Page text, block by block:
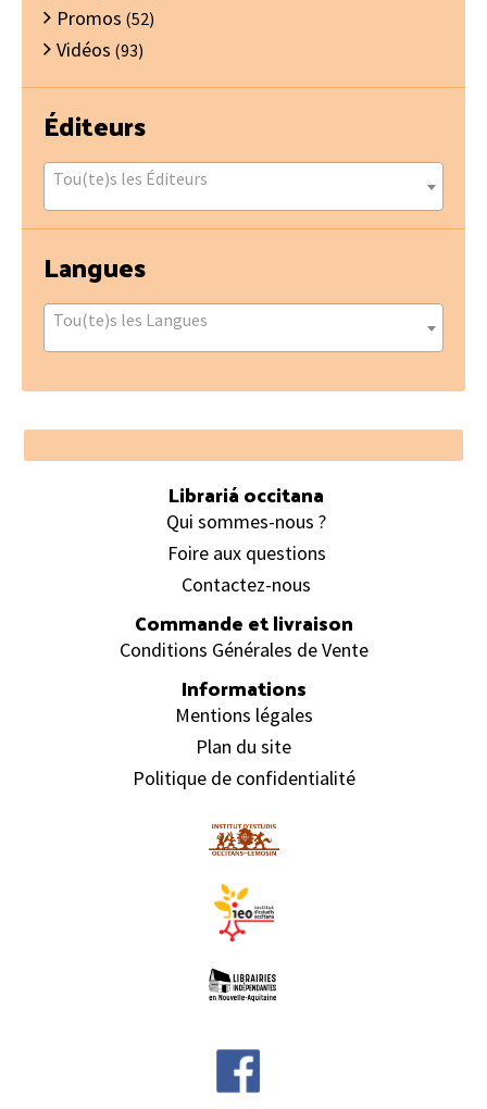
Promos (52)
Vidéos (93)
Éditeurs
Tou(te)s les Éditeurs
Langues
Tou(te)s les Langues
Footer
Librariá occitana
Qui sommes-nous ?
Foire aux questions
Contactez-nous
Commande et livraison
Conditions Générales de Vente
Informations
Mentions légales
Plan du site
Politique de confidentialité